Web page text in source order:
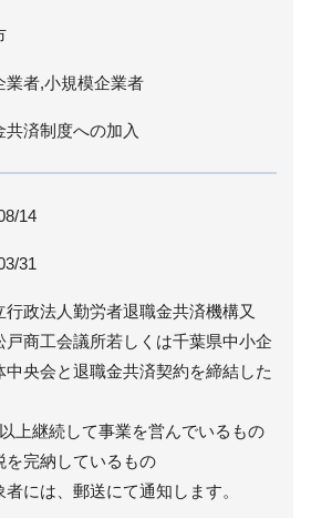
業者,小規模企業者
共済制度への加入
14
31
政法人勤労者退職金共済機構又
戸商工会議所若しくは千葉県中小企
中央会と退職金共済契約を締結した
上継続して事業を営んでいるもの
完納しているもの
には、郵送にて通知します。